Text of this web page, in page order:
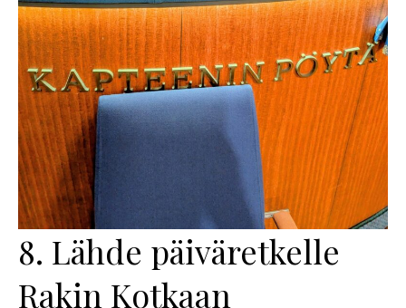
8. Lähde päiväretkelle
Rakin Kotkaan